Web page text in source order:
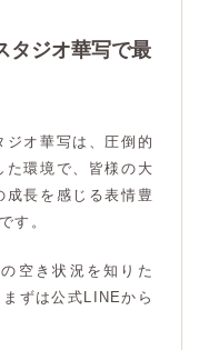
タジオ華写で最
オ華写は、圧倒的
た環境で、皆様の大
長を感じる表情豊
す。
空き状況を知りた
ずは公式LINEから